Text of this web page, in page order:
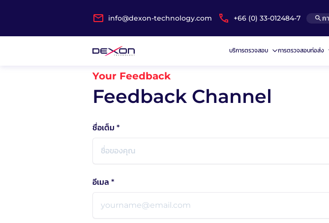
info@dexon-technology.com +66 (0) 33-012484-7 ก|
บริการตรวจสอบ การตรวจสอบท่อส่ง
Your Feedback
Feedback Channel
ชื่อเต็ม *
อีเมล *